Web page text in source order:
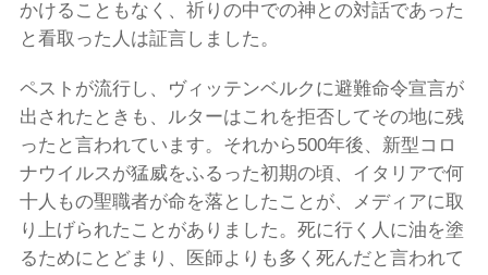
かけることもなく、祈りの中での神との対話であった
と看取った人は証言しました。
ペストが流行し、ヴィッテンベルクに避難命令宣言が
出されたときも、ルターはこれを拒否してその地に残
ったと言われています。それから500年後、新型コロ
ナウイルスが猛威をふるった初期の頃、イタリアで何
十人もの聖職者が命を落としたことが、メディアに取
り上げられたことがありました。死に行く人に油を塗
るためにとどまり、医師よりも多く死んだと言われて